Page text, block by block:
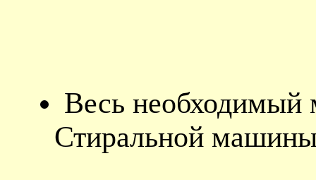
Весь необходимый
Стиральной